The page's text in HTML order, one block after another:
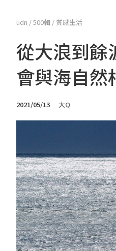
udn /500輯 / 質感生活
從大浪到餘
會與海自然
2021/05/13 大Q